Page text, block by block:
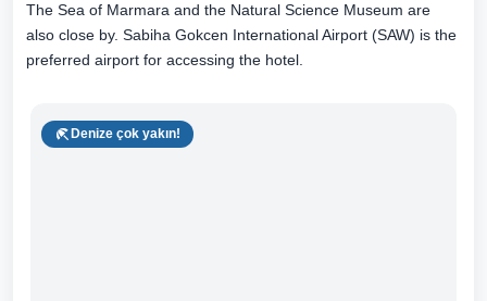
The Sea of Marmara and the Natural Science Museum are
also close by. Sabiha Gokcen International Airport (SAW) is the
preferred airport for accessing the hotel.
Denize çok yakın!